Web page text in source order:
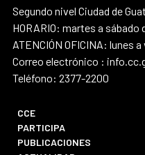
Segundo nivel Ciudad de
HORARIO: martes a sábado
ATENCIÓN OFICINA: lunes
Correo electrónico :
Teléfono: 2377-2200
CCE
PARTICIPA
PUBLICACIONES